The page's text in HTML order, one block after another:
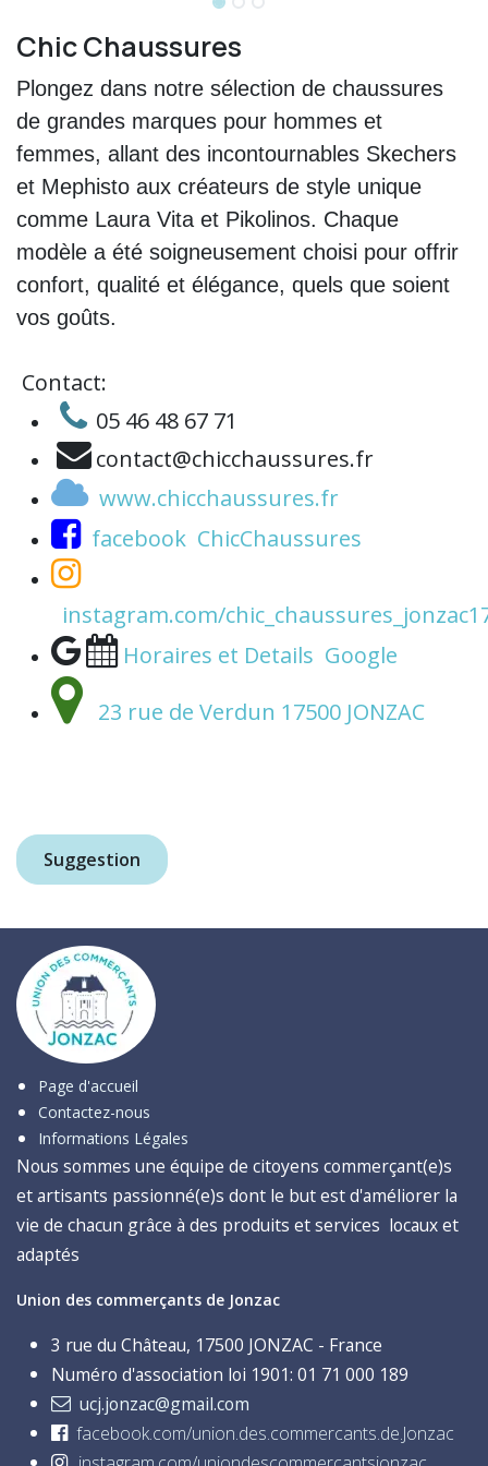
Chic Chaussures
Plongez dans notre sélection de chaussures
de grandes marques pour hommes et
femmes, allant des incontournables Skechers
et Mephisto aux créateurs de style unique
comme Laura Vita et Pikolinos. Chaque
modèle a été soigneusement choisi pour offrir
confort, qualité et élégance, quels que soient
vos goûts.
Contact:
05 46 48 67 71
contact@chicchaussures.fr
www.chicchaussures.fr
facebook ChicChaussures
instagram.com/
Horaires et Details Google
23 rue de Verdun 17500 JONZAC
Suggestion
Page d'accueil
Contactez-nous
Informations Légales
Nous sommes une équipe de citoyens commerçant(e)s
et artisants passionné(e)s dont le but est d'améliorer la
vie de chacun grâce à des produits et services locaux et
adaptés
Union des commerçants de Jonzac
3 rue du Château, 17500 JONZAC - France
Numéro d'association loi 1901: 01 71 000 189
ucj.jonzac@gmail.com
facebook.com/union.des.commercants.de.Jonzac